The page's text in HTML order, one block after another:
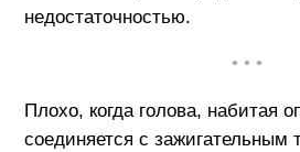
недостаточностью.
• • •
Плохо, когда голова, набитая
соединяется с зажигательным